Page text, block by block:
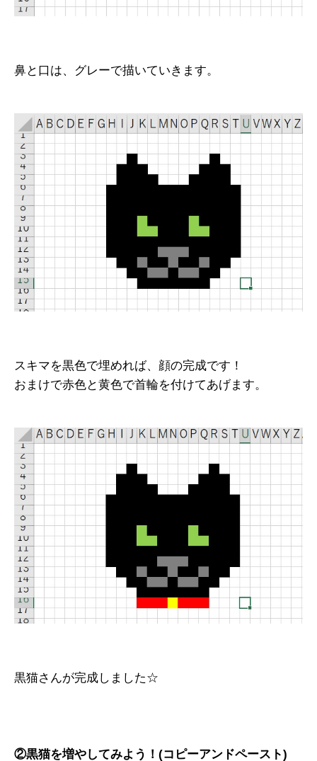
鼻と口は、グレーで描いていきます。
スキマを黒色で埋めれば、顔の完成です！
おまけで赤色と黄色で首輪を付けてあげます。
黒猫さんが完成しました☆
②黒猫を増やしてみよう！(コピーアンドペースト)